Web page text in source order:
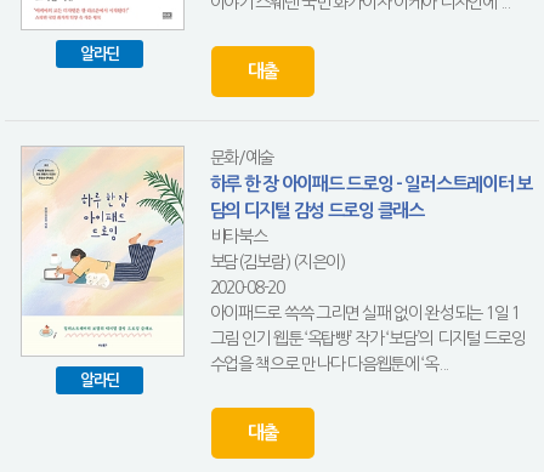
알라딘
대출
알라딘
문화/예술
하루 한 장 아이패드 드로잉 - 일러스트레이터 보
담의 디지털 감성 드로잉 클래스
비타북스
보담(김보람) (지은이)
2020-08-20
아이패드로 쓱쓱 그리면 실패 없이 완성되는 1일 1
그림 인기 웹툰 ‘옥탑빵’ 작가 ‘보담’의 디지털 드로잉
수업을 책으로 만나다 다음웹툰에 ‘옥...
대출